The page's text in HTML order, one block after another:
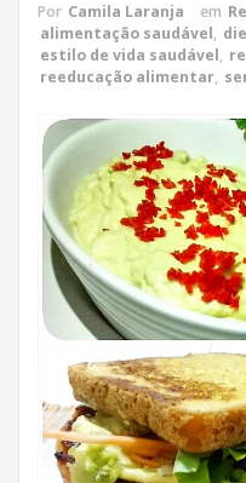
Por Camila Laranja em
alimentação saudável,
estilo de vida saudável,
reeducação alimentar,